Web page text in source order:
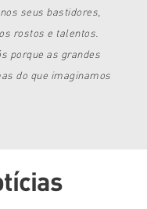
seus bastidores,
rostos e talentos.
porque as grandes
do que imaginamos